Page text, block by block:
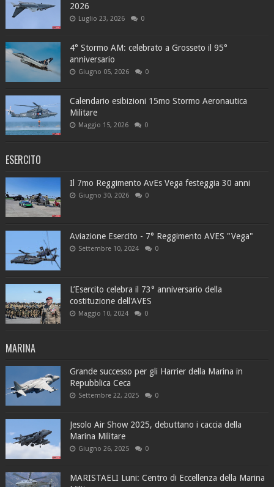
2026
Luglio 23, 2026 0
4° Stormo AM: celebrato a Grosseto il 95°
anniversario
Giugno 05, 2026 0
Calendario esibizioni 15mo Stormo Aeronautica
Militare
Maggio 15, 2026 0
ESERCITO
Il 7mo Reggimento AvEs Vega festeggia 30 anni
Giugno 30, 2026 0
Aviazione Esercito - 7° Reggimento AVES "Vega"
Settembre 10, 2024 0
L’Esercito celebra il 73° anniversario della
costituzione dell'AVES
Maggio 10, 2024 0
MARINA
Grande successo per gli Harrier della Marina in
Repubblica Ceca
Settembre 22, 2025 0
Jesolo Air Show 2025, debuttano i caccia della
Marina Militare
Giugno 26, 2025 0
MARISTAELI Luni: Centro di Eccellenza della Marina